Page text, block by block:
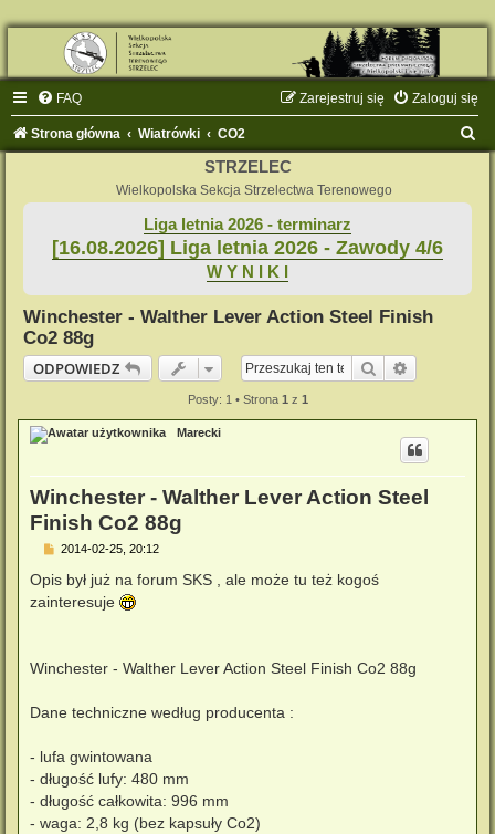
FAQ Zaloguj się
Zarejestruj się
Strona główna Wiatrówki CO2
STRZELEC
Wielkopolska Sekcja Strzelectwa Terenowego
Liga letnia 2026 - terminarz
[16.08.2026] Liga letnia 2026 - Zawody 4/6
W Y N I K I
Winchester - Walther Lever Action Steel Finish
Co2 88g
ODPOWIEDZ
Szukaj
Posty: 1 • Strona 1 z 1
Marecki
Winchester - Walther Lever Action Steel
Finish Co2 88g
P
s
2014-02-25, 20:12
Opis był już na forum SKS , ale może tu też kogoś
zainteresuje
Winchester - Walther Lever Action Steel Finish Co2 88g
Dane techniczne według producenta :
- lufa gwintowana
- długość lufy: 480 mm
- długość całkowita: 996 mm
- waga: 2,8 kg (bez kapsuły Co2)